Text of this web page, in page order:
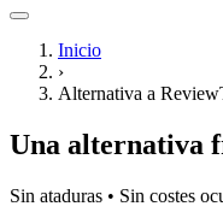
Inicio
›
Alternativa a
Una alternativa
Sin ataduras • Sin costes